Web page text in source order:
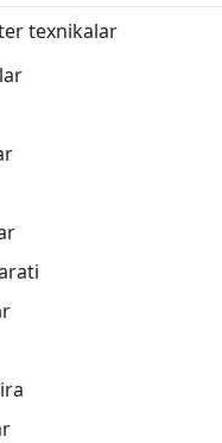
texnikalar